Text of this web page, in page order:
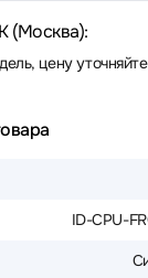
(Москва):
цену уточняйте
ID-CPU-